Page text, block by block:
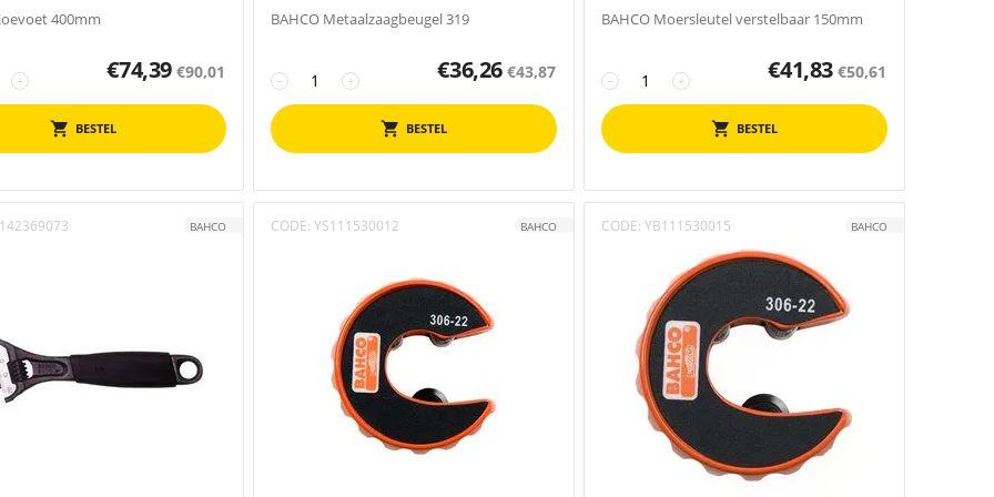
400mm
+ €74,39 €90,01
BESTEL
BAHCO Metaalzaagbeugel 319
+
− €36,26 €43,87
BESTEL
BAHCO Moersleutel verstelbaar 150mm
+
− €41,83 €50,61
BESTEL
BAHCO CODE: YS111530012 BAHCO CODE: YB111530015 BAHCO